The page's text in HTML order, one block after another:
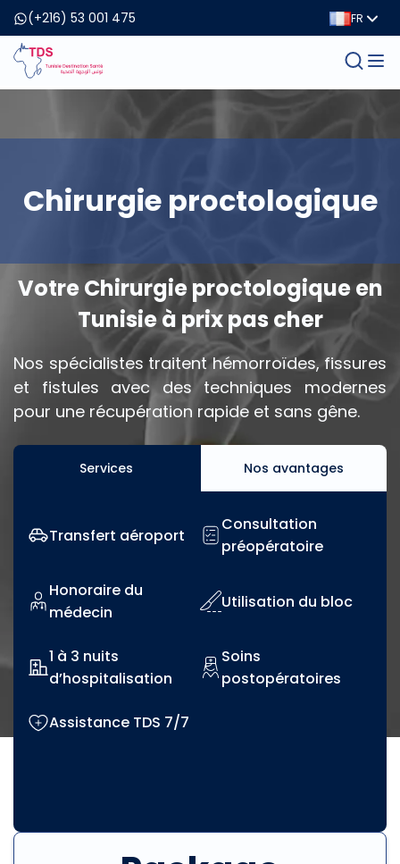
(+216) 53 001 475 FR
Chirurgie proctologique
Votre Chirurgie proctologique en
Tunisie à prix pas cher
Nos spécialistes traitent hémorroïdes, fissures
et fistules avec des techniques modernes
pour une récupération rapide et sans gêne.
Services Nos avantages
Transfert aéroport
Consultation
préopératoire
Honoraire du
médecin
Utilisation du bloc
1 à 3 nuits
d’hospitalisation
Soins
postopératoires
Assistance TDS 7/7